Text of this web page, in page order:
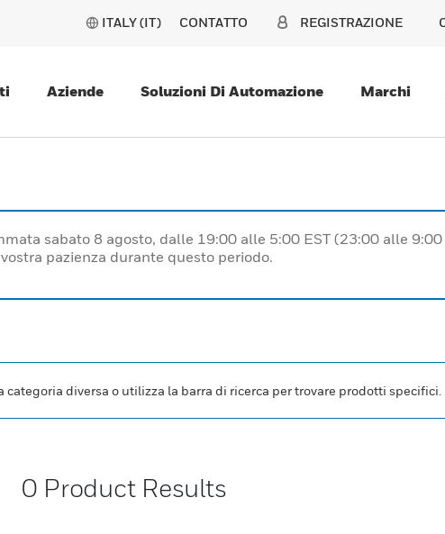
ITALY (IT) CONTATTO REGISTRAZIONE
Aziende Soluzioni Di Automazione Marchi
sabato 8 agosto, dalle 19:00 alle 5:00 EST (23:00 alle
pazienza durante questo periodo.
diversa o utilizza la barra di ricerca per trovare prodotti specifici.
0 Product Results